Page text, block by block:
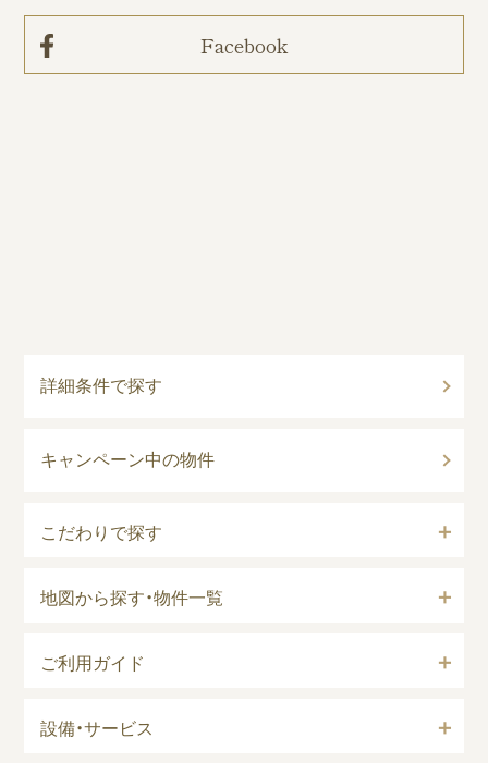
Facebook
詳細条件で探す
キャンペーン中の物件
こだわりで探す
地図から探す・物件一覧
ご利用ガイド
設備・サービス